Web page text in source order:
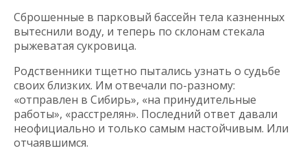
Сброшенные в парковый бассейн тела казненных
вытеснили воду, и теперь по склонам стекала
рыжеватая сукровица.
Родственники тщетно пытались узнать о судьбе
своих близких. Им отвечали по-разному:
«отправлен в Сибирь», «на принудительные
работы», «расстрелян». Последний ответ давали
неофициально и только самым настойчивым. Или
отчаявшимся.